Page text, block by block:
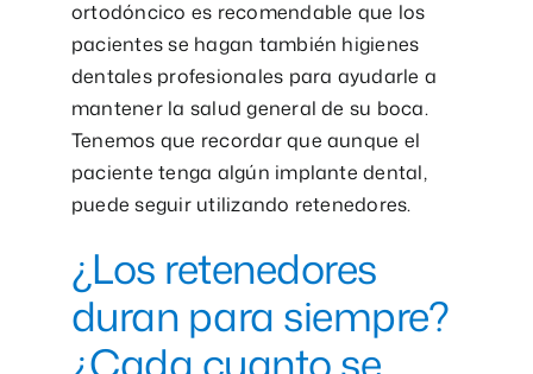
ortodóncico es recomendable que los
pacientes se hagan también higienes
dentales profesionales para ayudarle a
mantener la salud general de su boca.
Tenemos que recordar que aunque el
paciente tenga algún implante dental,
puede seguir utilizando retenedores.
¿Los retenedores
duran para siempre?